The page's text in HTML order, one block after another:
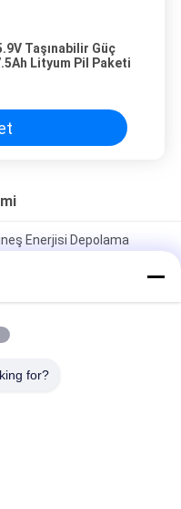
Taşınabilir Güç
Lityum Pil Paketi
Enerjisi Depolama
Ev Enerji
17-25Kw Şebeke Mppt
for?